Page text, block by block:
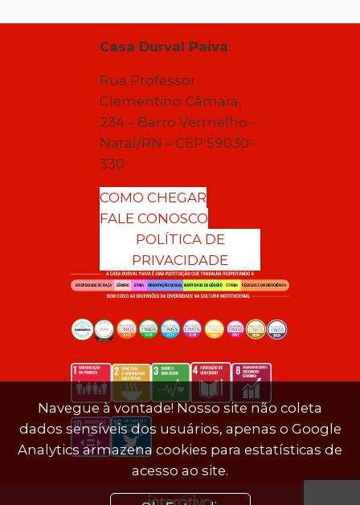
Casa Durval Paiva
Rua Professor
Clementino Câmara,
234 – Barro Vermelho –
Natal/RN – CEP 59030-
330
COMO CHEGAR
FALE CONOSCO
POLÍTICA DE
PRIVACIDADE
Navegue à vontade! Nosso site não coleta
dados sensíveis dos usuários, apenas o Google
Analytics armazena cookies para estatísticas de
acesso ao site.